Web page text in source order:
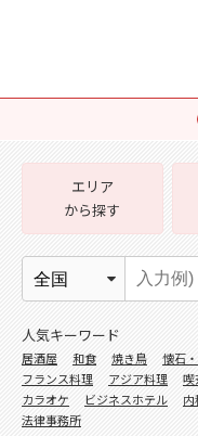
エリア
から探す
人気キーワード
居酒屋 和食 焼き鳥 懐石
フランス料理
アジア料理 喫
カラオケ
ビジネスホテル 内
法律事務所